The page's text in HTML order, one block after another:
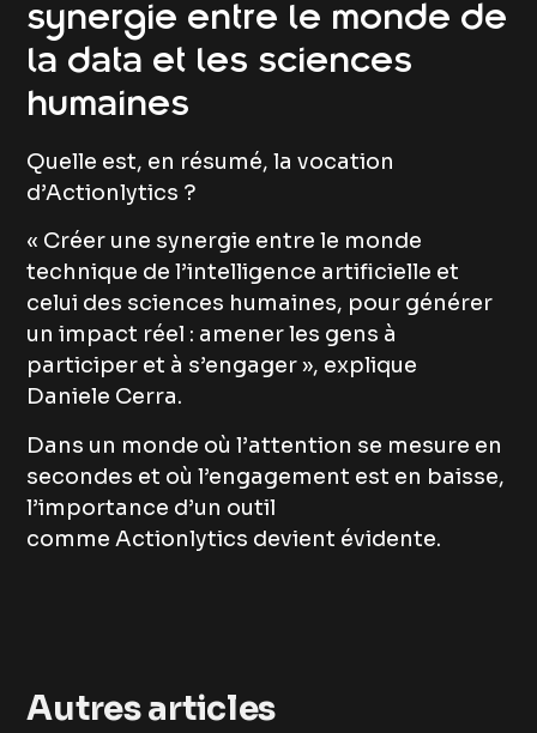
synergie entre le monde de
la data et les sciences
humaines
Quelle est, en résumé, la vocation
d’Actionlytics ?
« Créer une synergie entre le monde
technique de l’intelligence artificielle et
celui des sciences humaines, pour générer
un impact réel : amener les gens à
participer et à s’engager », explique
Daniele Cerra.
Dans un monde où l’attention se mesure en
secondes et où l’engagement est en baisse,
l’importance d’un outil
comme Actionlytics devient évidente.
Autres articles